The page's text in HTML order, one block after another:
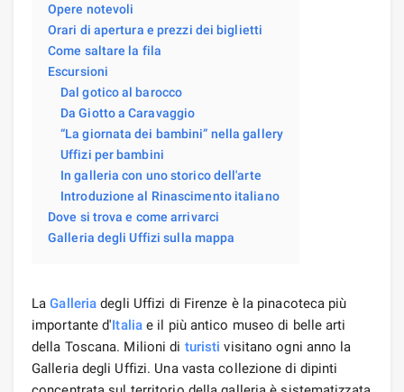
Opere notevoli
Orari di apertura e prezzi dei biglietti
Come saltare la fila
Escursioni
Dal gotico al barocco
Da Giotto a Caravaggio
“La giornata dei bambini” nella gallery
Uffizi per bambini
In galleria con uno storico dell'arte
Introduzione al Rinascimento italiano
Dove si trova e come arrivarci
Galleria degli Uffizi sulla mappa
LaGalleria degli Uffizi di Firenze è la pinacoteca più
importante d'Italiae il più antico museo di belle arti
della Toscana. Milioni di turisti visitano ogni anno la
Galleria degli Uffizi. Una vasta collezione di dipinti